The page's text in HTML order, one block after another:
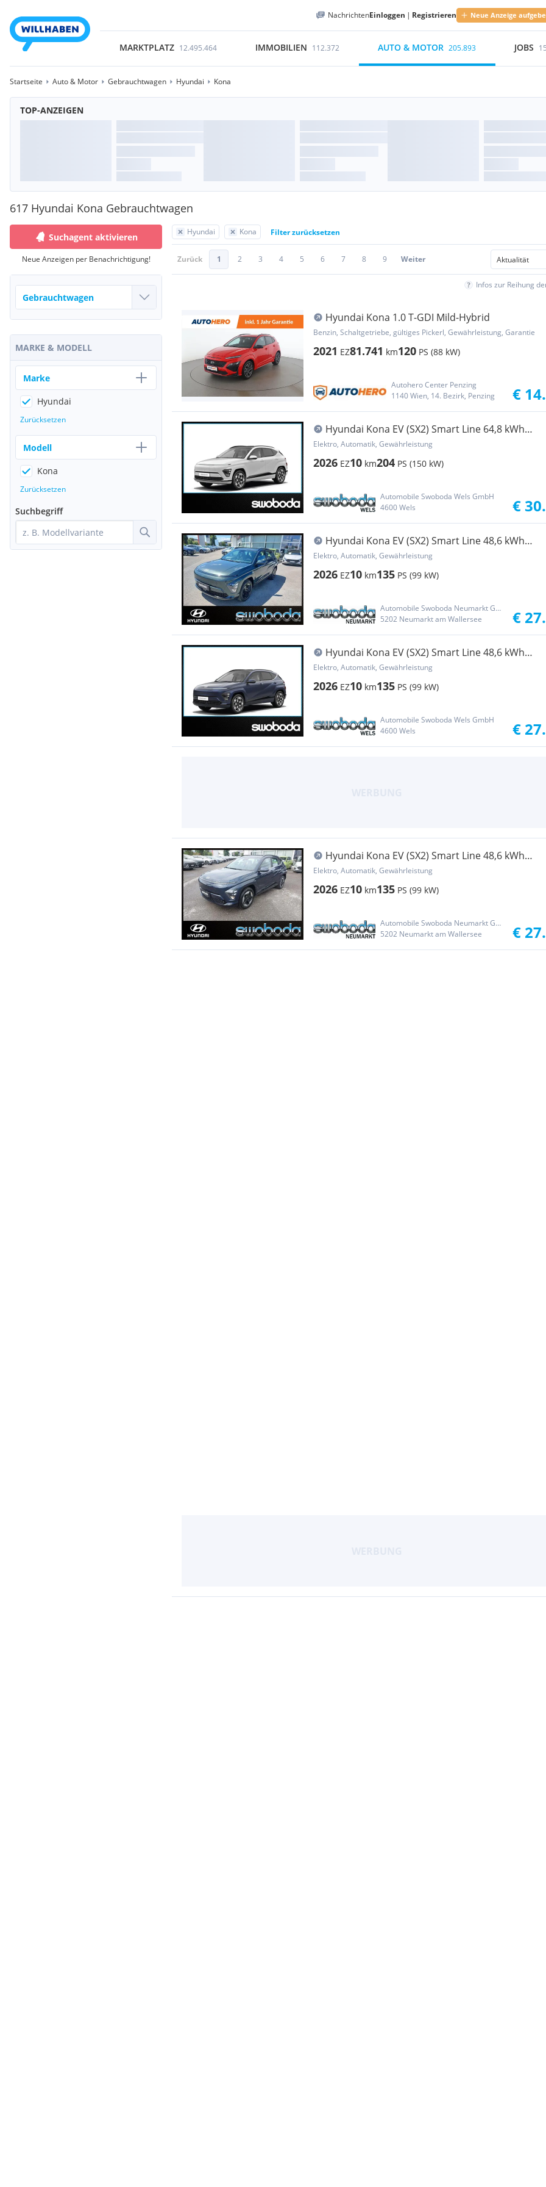
NachrichtenEinloggen | Registrieren Neue Anzeige
MARKTPLATZ 12.495.464 IMMOBILIEN 112.372 AUTO & MOTOR 205.893 JOBS
Startseite Auto & Motor Gebrauchtwagen Hyundai Kona
TOP-ANZEIGEN
617 Hyundai Kona Gebrauchtwagen
Hyundai Kona Filter zurücksetzen
Zurück 1 2 3 4 5 6 7 8 9 Weiter
Infos zur Reihung
Hyundai Kona 1.0 T-GDI Mild-Hybrid
Benzin, Schaltgetriebe, gültiges Pickerl, Gewährleistung, Garantie
2021 EZ81.741 km120 PS (88 kW)
Autohero Center Penzing
1140 Wien, 14. Bezirk, Penzing
€
Hyundai Kona EV (SX2) Smart Line 64,8 kWh
k6es2-OO5
Elektro, Automatik, Gewährleistung
2026 EZ10 km204 PS (150 kW)
Automobile Swoboda Wels GmbH
4600 Wels
€
Hyundai Kona EV (SX2) Smart Line 48,6 kWh
k7es1-P20/21-O20
Elektro, Automatik, Gewährleistung
2026 EZ10 km135 PS (99 kW)
Automobile Swoboda Neumarkt GmbH
5202 Neumarkt am Wallersee
€
Hyundai Kona EV (SX2) Smart Line 48,6 kWh
k7es1-P20-O20
Elektro, Automatik, Gewährleistung
2026 EZ10 km135 PS (99 kW)
Automobile Swoboda Wels GmbH
4600 Wels
€
Hyundai Kona EV (SX2) Smart Line 48,6 kWh
k7es1-P20-O20
Elektro, Automatik, Gewährleistung
2026 EZ10 km135 PS (99 kW)
Automobile Swoboda Neumarkt GmbH
5202 Neumarkt am Wallersee
€
Suchagent aktivieren
Neue Anzeigen per Benachrichtigung!
MARKE & MODELL
Marke
Hyundai
Zurücksetzen
Modell
Kona
Zurücksetzen
Suchbegriff